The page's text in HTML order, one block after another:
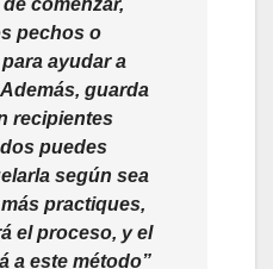
comenzar,
pechos o
ayudar a
guarda
recipientes
puedes
según sea
practiques,
el proceso, y el
a este método”